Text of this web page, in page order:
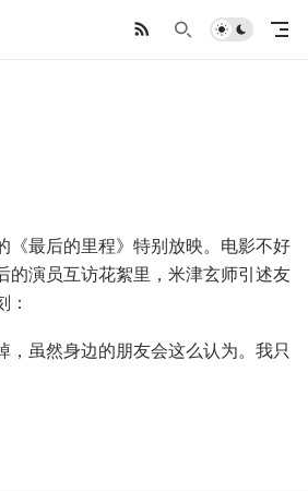
《最后的里程》特别放映。电影不好
的演员互访花絮里，米津玄师引述友
：
，虽然身边的朋友会这么认为。我只